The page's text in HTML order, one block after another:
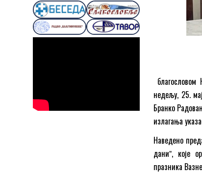
недељу, 25.
Бранко
излагања
Наведено
даниˮ, које
празника